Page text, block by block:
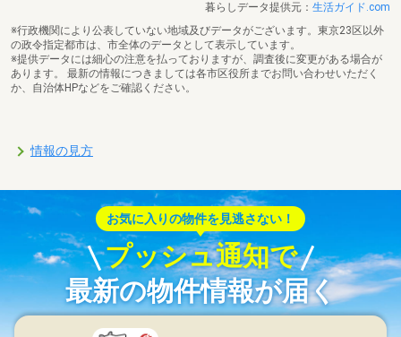
暮らしデータ提供元： 生活ガイド.com
※行政機関により公表していない地域及びデータがございます。東京23区以外
の政令指定都市は、市全体のデータとして表示しています。
※提供データには細心の注意を払っておりますが、調査後に変更がある場合が
あります。 最新の情報につきましては各市区役所までお問い合わせいただく
か、自治体HPなどをご確認ください。
情報の見方
お気に入りの物件を見逃さない！
プッシュ通知で
最新の物件情報が届く